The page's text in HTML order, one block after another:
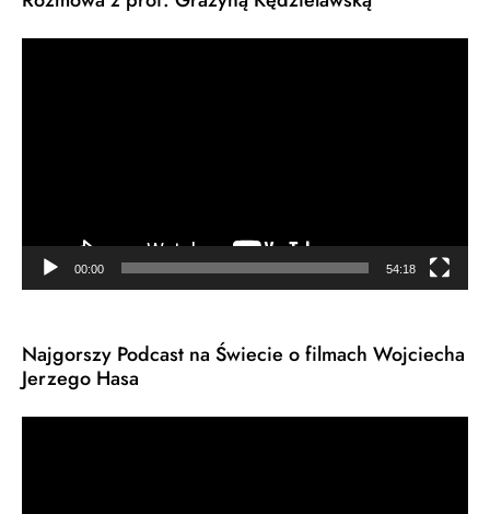
00:00 54:18
Najgorszy Podcast na Świecie o filmach Wojciecha
Jerzego Hasa